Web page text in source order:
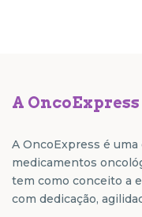
A OncoExpress
A OncoExpress é
medicamentos
tem como conceito a
com dedicação,